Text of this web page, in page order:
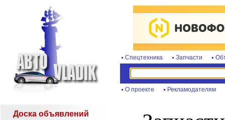
Спецтехника Запчасти
О проекте Рекламодателям
Доска объявлений